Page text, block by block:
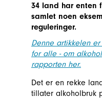
34 land har enten
samlet noen
reguleringer.
Denne artikkelen
for alle - om
rapporten her.
Det er en rekke
tillater alkoholbruk